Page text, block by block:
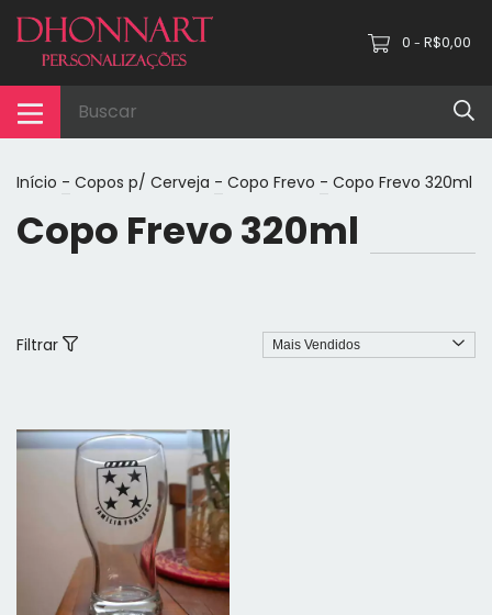
0 - R$0,00
Início - Copos p/ Cerveja - Copo Frevo - Copo Frevo 320ml
Copo Frevo 320ml
Filtrar